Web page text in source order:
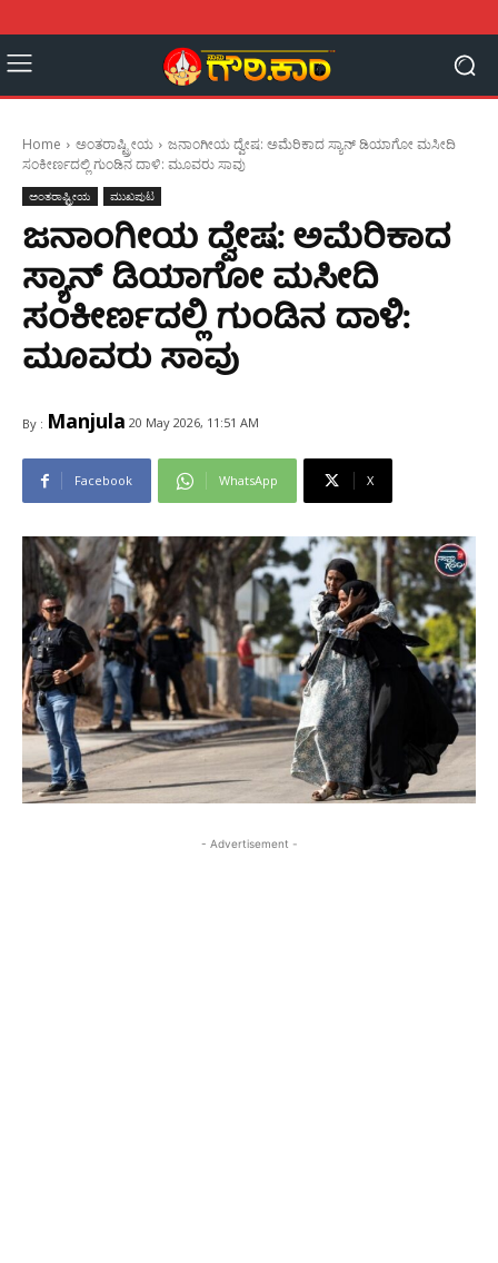
Home ಅಂತರಾಷ್ಟ್ರೀಯ
ಜನಾಂಗೀಯ ದ್ವೇಷ: ಅಮೆರಿಕಾದ ಸ್ಯಾನ್ ಡಿಯಾಗೋ ಮಸೀದಿ
ಸಂಕೀರ್ಣದಲ್ಲಿ ಗುಂಡಿನ ದಾಳಿ: ಮೂವರು ಸಾವು
ಅಂತರಾಷ್ಟ್ರೀಯ ಮುಖಪುಟ
ಜನಾಂಗೀಯ ದ್ವೇಷ: ಅಮೆರಿಕಾದ
ಸ್ಯಾನ್ ಡಿಯಾಗೋ ಮಸೀದಿ
ಸಂಕೀರ್ಣದಲ್ಲಿ ಗುಂಡಿನ ದಾಳಿ:
ಮೂವರು ಸಾವು
By : Manjula 20 May 2026, 11:51 AM
Facebook WhatsApp X
- Advertisement -